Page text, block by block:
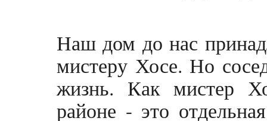
Наш дом до нас
мистеру Хосе. Но
жизнь. Как мистер
районе - это